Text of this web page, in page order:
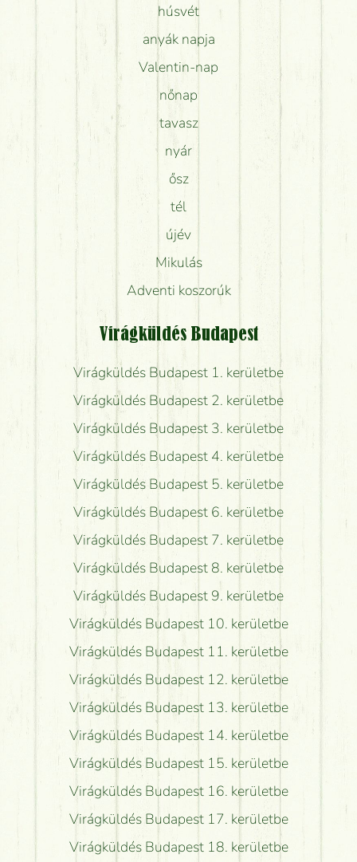
húsvét
anyák napja
Valentin-nap
nőnap
tavasz
nyár
ősz
tél
újév
Mikulás
Adventi koszorúk
Virágküldés Budapest
Virágküldés Budapest 1. kerületbe
Virágküldés Budapest 2. kerületbe
Virágküldés Budapest 3. kerületbe
Virágküldés Budapest 4. kerületbe
Virágküldés Budapest 5. kerületbe
Virágküldés Budapest 6. kerületbe
Virágküldés Budapest 7. kerületbe
Virágküldés Budapest 8. kerületbe
Virágküldés Budapest 9. kerületbe
Virágküldés Budapest 10. kerületbe
Virágküldés Budapest 11. kerületbe
Virágküldés Budapest 12. kerületbe
Virágküldés Budapest 13. kerületbe
Virágküldés Budapest 14. kerületbe
Virágküldés Budapest 15. kerületbe
Virágküldés Budapest 16. kerületbe
Virágküldés Budapest 17. kerületbe
Virágküldés Budapest 18. kerületbe